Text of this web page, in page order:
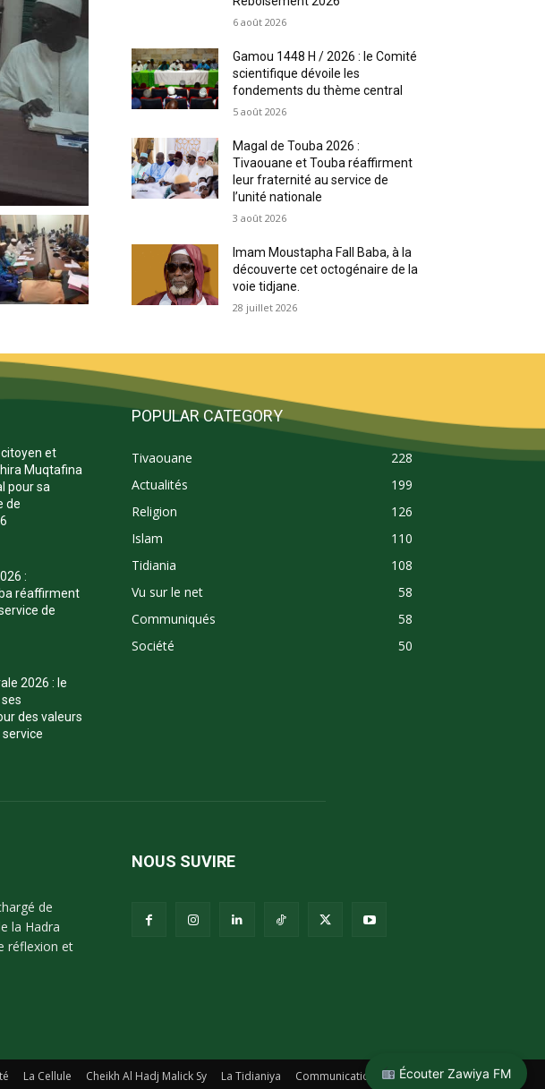
Écouter Zawiya FM
6 août 2026
Gamou 1448 H / 2026 : le Comité
scientifique dévoile les
fondements du thème central
5 août 2026
Magal de Touba 2026 :
Tivaouane et Touba réaffirment
leur fraternité au service de
l’unité nationale
3 août 2026
Imam Moustapha Fall Baba, à la
découverte cet octogénaire de la
voie tidjane.
28 juillet 2026
et
Muqtafina
pour sa
de
:
réaffirment
de
2026 : le
des valeurs
POPULAR CATEGORY
Tivaouane
228
Actualités
199
Religion
126
Islam
110
Tidiania
108
Vu sur le net
58
Communiqués
58
Société
50
de
la Hadra
réflexion et
NOUS SUVIRE
La Cellule Cheikh Al Hadj Malick Sy La Tidianiya
Communication